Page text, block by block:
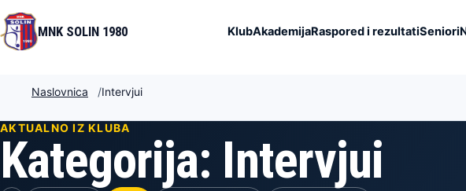
MNK SOLIN 1980 KlubAkademijaRaspored i rezultatiSeniori
Naslovnica Intervjui
AKTUALNO IZ KLUBA
Kategorija: Intervjui